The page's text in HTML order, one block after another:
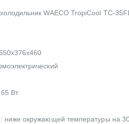
WAECO TropiCool TC-
Вт
ниже окружающей температуры на